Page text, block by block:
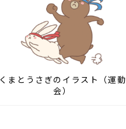
くまとうさぎのイラスト（運動
会）